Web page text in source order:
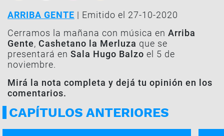
ARRIBA GENTE | Emitido el 27-10-2020
Cerramos la mañana con música en Arriba
Gente, Cashetano la Merluza que se
presentará en Sala Hugo Balzo el 5 de
noviembre.
Mirá la nota completa y dejá tu opinión en los
comentarios.
CAPÍTULOS ANTERIORES
ASÍ ES TU DÍA | 05-01-2026